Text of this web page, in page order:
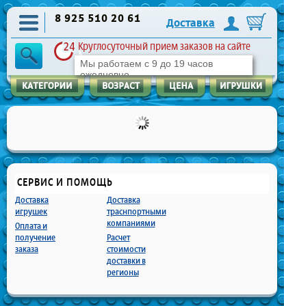
8 925 510 20 61
Доставка
Круглосуточный прием заказов на сайте
Мы работаем с 9 до 19 часов
ежедневно
СЕРВИС И ПОМОЩЬ
Доставка
игрушек
Оплата и
получение
заказа
Доставка
траснпортными
компаниями
Расчет
стоимости
доставки в
регионы